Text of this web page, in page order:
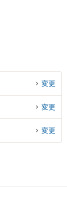
変更
変更
変更